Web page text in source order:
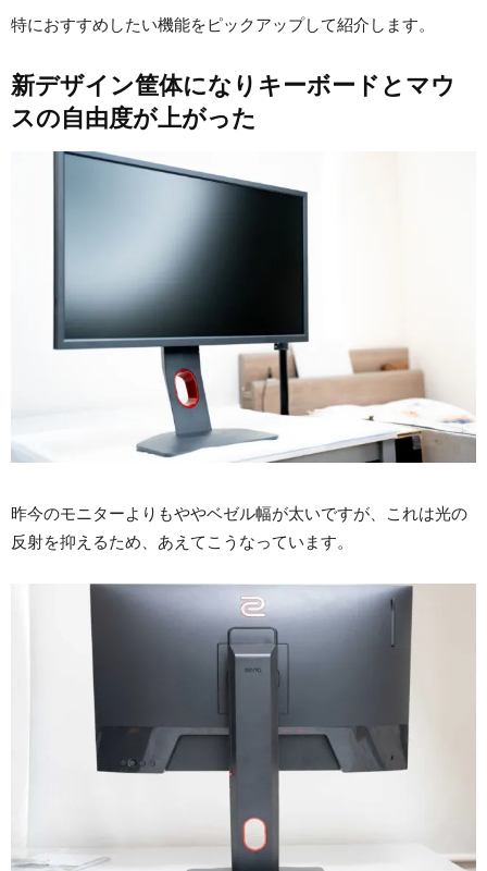
特におすすめしたい機能をピックアップして紹介します。
新デザイン筐体になりキーボードとマウ
スの自由度が上がった
昨今のモニターよりもややベゼル幅が太いですが、これは光の
反射を抑えるため、あえてこうなっています。